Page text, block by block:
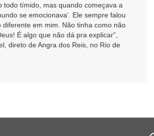
todo tímido, mas quando começava a
se emocionava’. Ele sempre falou
diferente em mim. Não tinha como não
É algo que não dá pra explicar”,
direto de Angra dos Reis, no Rio de